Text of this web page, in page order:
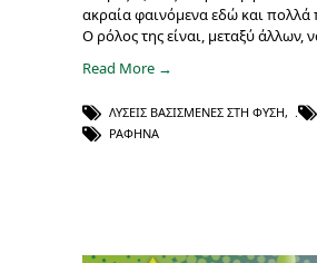
ακραία φαινόμενα εδώ και πολλά
Ο ρόλος της είναι, μεταξύ άλλων,
Read More →
ΛΎΣΕΙΣ ΒΑΣΙΣΜΈΝΕΣ ΣΤΗ ΦΎΣΗ,
ΡΑΦΉΝΑ